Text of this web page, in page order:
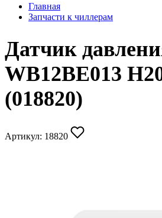
Главная
Запчасти к чиллерам
Датчик
WB12BE013
(018820)
Артикул: 18820